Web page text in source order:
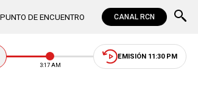
PUNTO DE ENCUENTRO CANAL RCN
3:17 AM
EMISIÓN 11:30 PM